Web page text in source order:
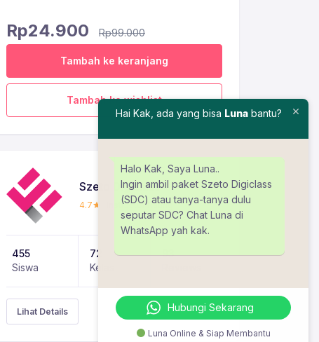
Rp24.900 Rp99.000
Tambah ke keranjang
Tambah ke wishlist
Szeto Digiclass
4.7 Instructor Rating
455
Siswa
72
Kelas
93
Lihat Details
Hai Kak, ada yang bisa Luna bantu?
Halo Kak, Saya Luna..
Ingin ambil paket Szeto Digiclass
(SDC) atau tanya-tanya dulu
seputar SDC? Chat Luna di
WhatsApp yah kak.
Hubungi Sekarang
Luna Online & Siap Membantu